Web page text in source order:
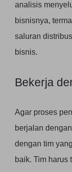
analisis
bisnisnya,
saluran
bisnis.
Bekerja
Agar proses
berjalan
dengan tim
baik. Tim harus